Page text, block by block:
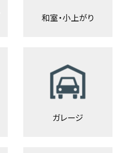
和室・小上がり
ガレージ